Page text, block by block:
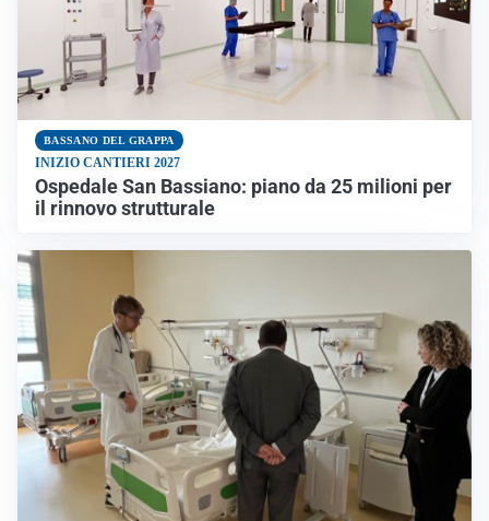
BASSANO DEL GRAPPA
INIZIO CANTIERI 2027
Ospedale San Bassiano: piano da 25 milioni per
il rinnovo strutturale